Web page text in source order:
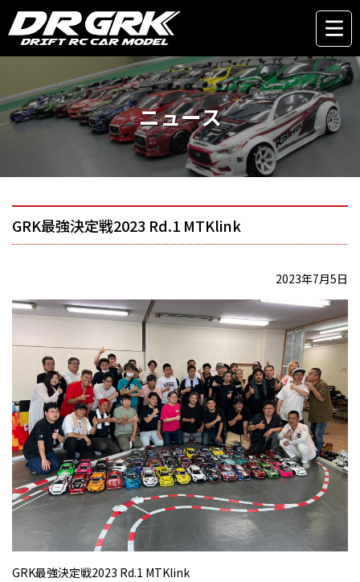
ニュース
GRK最強決定戦2023 Rd.1 MTKlink
2023年7月5日
GRK最強決定戦2023 Rd.1 MTKlink